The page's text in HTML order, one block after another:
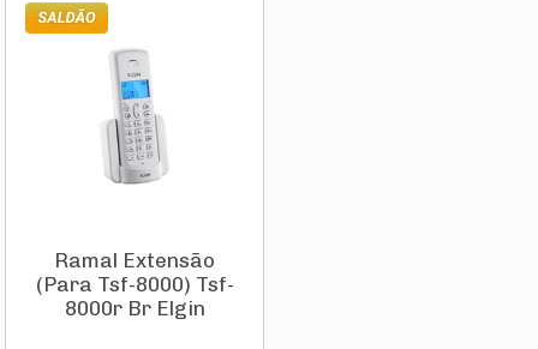
Ramal Extensão
(Para Tsf-8000) Tsf-
8000r Br Elgin